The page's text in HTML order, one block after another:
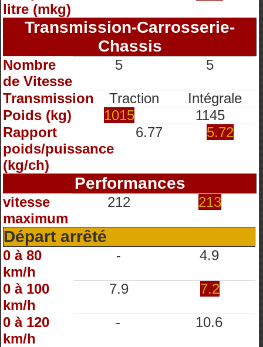
litre (mkg)
Transmission-Carrosserie-
Chassis
Nombre
de Vitesse
5 5
Transmission Traction
Intégrale
Poids (kg)
1015
1145
Rapport
poids/puissance
(kg/ch)
6.77 5.72
Performances
vitesse
maximum
212 213
Départ arrêté
0 à 80
km/h
- 4.9
0 à 100
km/h
7.9 7.2
0 à 120
km/h
- 10.6